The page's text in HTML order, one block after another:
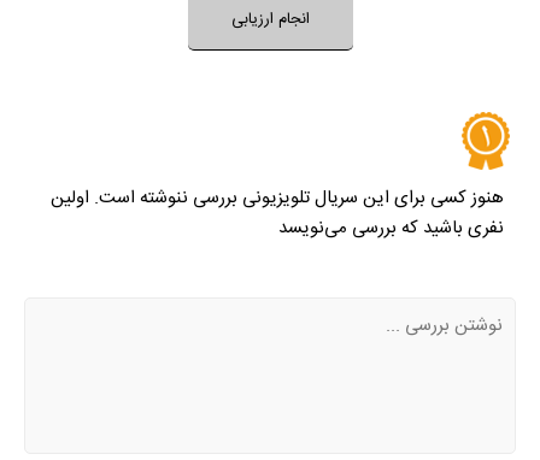
فضای سریال مناسب کودکان است؟
بله
انجام ارزیابی
هنوز کسی برای این سریال تلویزیونی بررسی ننوشته است. اولین
نفری باشید که بررسی می‌نویسد